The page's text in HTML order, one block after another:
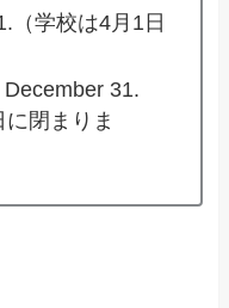
（学校は4月1日
31.
に閉まりま